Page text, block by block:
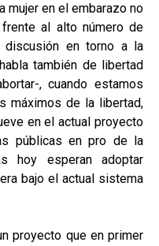
mujer en el embarazo no
al alto número de
en torno a la
también de libertad
, cuando estamos
máximos de la libertad,
en el actual proyecto
públicas en pro de la
hoy esperan adoptar
bajo el actual sistema
proyecto que en primer